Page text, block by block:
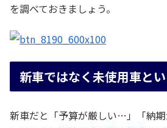
を調べておきましょう。
新車ではなく未使用車と
新車だと「予算が厳しい…」「納